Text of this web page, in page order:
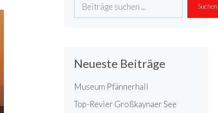
Suchen
Neueste Beiträge
Museum Pfännerhall
Top-Revier Großkaynaer See